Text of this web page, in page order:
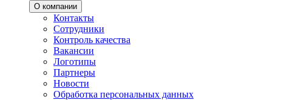
О компании
Контакты
Сотрудники
Контроль качества
Вакансии
Логотипы
Партнеры
Новости
Обработка персональных данных